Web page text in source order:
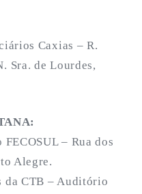
Caxias – R.
Sra. de Lourdes,
– Rua dos
Alegre.
da CTB – Auditório